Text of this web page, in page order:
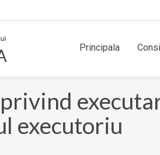
Principala
executoriu